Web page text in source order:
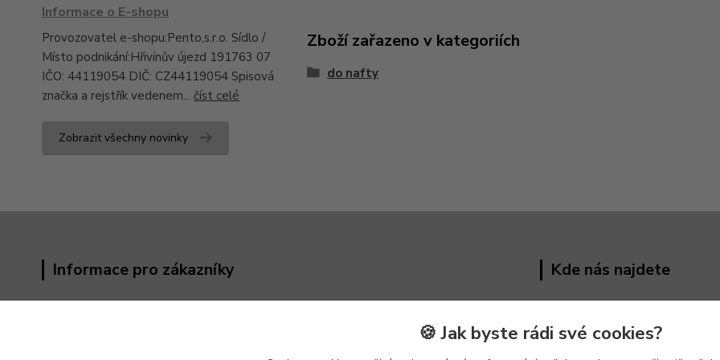
Informace o E-shopu
Provozovatel e-shopu:Pento,s.r.o. Sídlo /
Místo podnikání:Hřivínův újezd 191763 07
IČO: 44119054 DIČ: CZ44119054 Spisová
značka a rejstřík vedenem... číst celé
Zobrazit všechny novinky
Zboží zařazeno v kategoriích
do nafty
Informace pro zákazníky Kde nás najdete
🍪 Jak byste rádi své cookies?